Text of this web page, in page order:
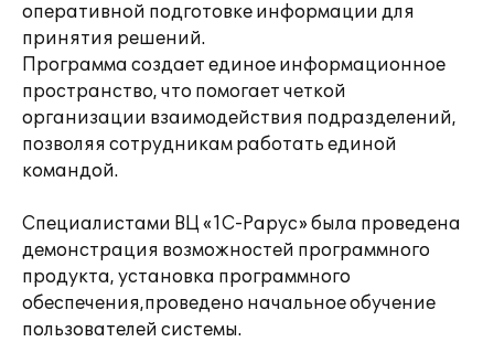
оперативной подготовке информации для
принятия решений.
Программа создает единое информационное
пространство, что помогает четкой
организации взаимодействия подразделений,
позволяя сотрудникам работать единой
командой.
Специалистами ВЦ «1С-Рарус» была проведена
демонстрация возможностей программного
продукта, установка программного
обеспечения,проведено начальное обучение
пользователей системы.